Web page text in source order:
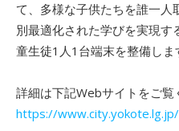
て、多様な子供たちを誰一人
別最適化された学びを実現す
童生徒1人1台端末を整備しま
詳細は下記Webサイトをご覧
https://